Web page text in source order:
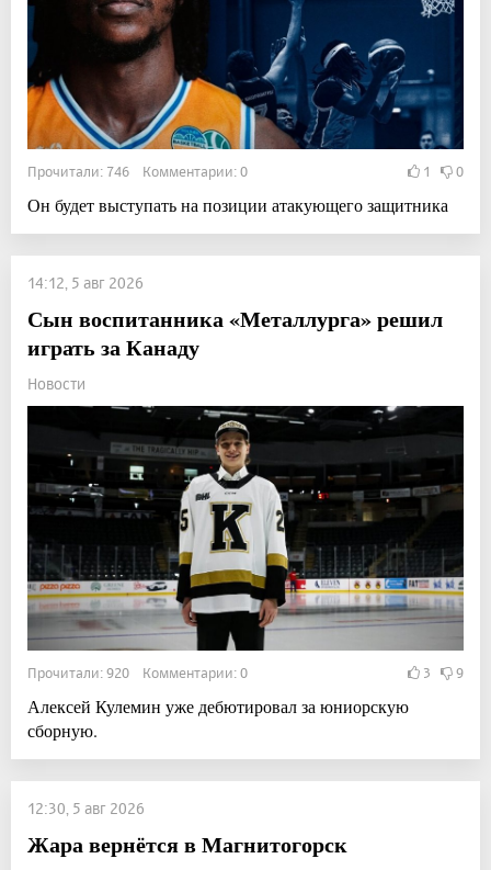
Прочитали: 746 Комментарии: 0 1 0
Он будет выступать на позиции атакующего защитника
14:12, 5 авг 2026
Сын воспитанника «Металлурга» решил
играть за Канаду
Новости
Прочитали: 920 Комментарии: 0 3 9
Алексей Кулемин уже дебютировал за юниорскую
сборную.
12:30, 5 авг 2026
Жара вернётся в Магнитогорск